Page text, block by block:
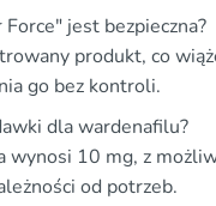
jest bezpieczna?
produkt, co
go bez kontroli.
dla wardenafilu?
wynosi 10 mg, z
od potrzeb.